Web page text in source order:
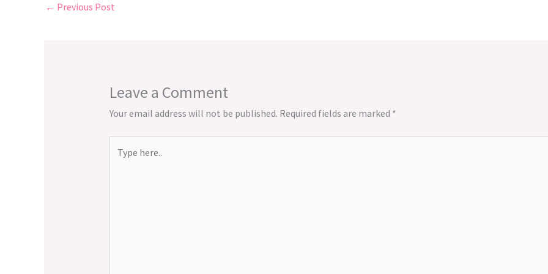
← Previous Post
Leave a Comment
Your email address will not be published. Required fields are marked *
here..